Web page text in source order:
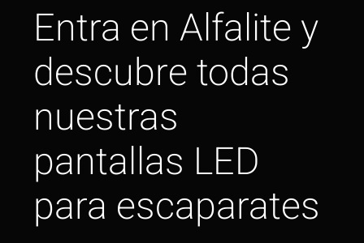
Entra en Alfalite y
descubre todas
nuestras
pantallas LED
para escaparates